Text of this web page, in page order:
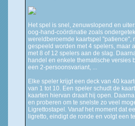
Het spel is snel, zenuwslopend en
oog-hand-coördinatie zoals
wereldberoemde kaartspel "patience",
gespeeld worden met 4 spelers, maar
met 8 of 12 spelers aan de slag.
handel en enkele thematische versies
een 2-persoonsvariant, ...
Elke speler krijgt een deck van 40
van 1 tot 10. Een speler schudt de
kaarten hiervan draait hij open.
en proberen om te snelste zo veel
Ligrettostapel. Vanaf het moment dat
ligretto, eindigt de ronde en volgt een